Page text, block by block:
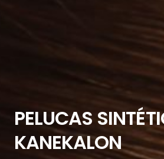
PELUCAS
KANEKALON